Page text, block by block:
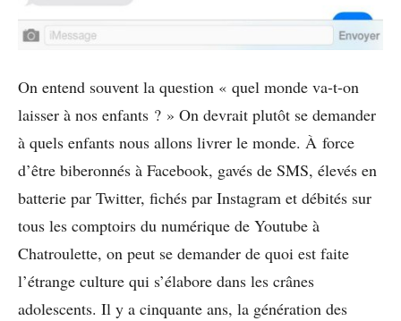
On entend souvent la question « quel monde va-t-on
laisser à nos enfants ? » On devrait plutôt se demander
à quels enfants nous allons livrer le monde. À force
d’être biberonnés à Facebook, gavés de SMS, élevés en
batterie par Twitter, fichés par Instagram et débités sur
tous les comptoirs du numérique de Youtube à
Chatroulette, on peut se demander de quoi est faite
l’étrange culture qui s’élabore dans les crânes
adolescents. Il y a cinquante ans, la génération des